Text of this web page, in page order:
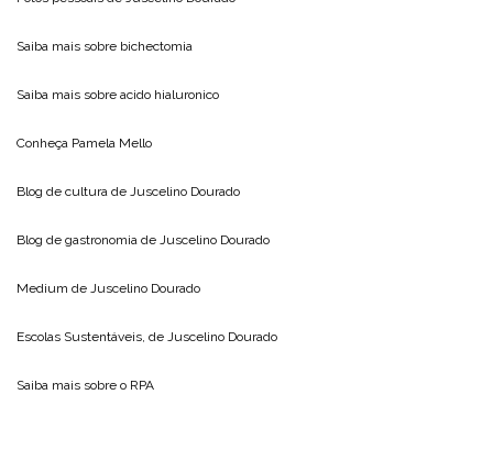
Saiba mais sobre bichectomia
Saiba mais sobre acido hialuronico
Conheça Pamela Mello
Blog de cultura de Juscelino Dourado
Blog de gastronomia de Juscelino Dourado
Medium de Juscelino Dourado
Escolas Sustentáveis, de Juscelino Dourado
Saiba mais sobre o RPA